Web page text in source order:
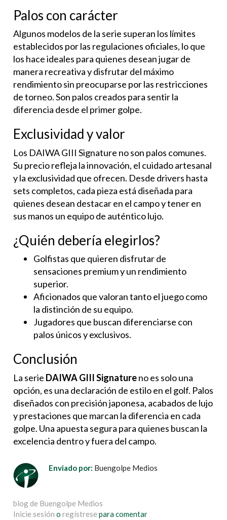
Palos con carácter
Algunos modelos de la serie superan los límites
establecidos por las regulaciones oficiales, lo que
los hace ideales para quienes desean jugar de
manera recreativa y disfrutar del máximo
rendimiento sin preocuparse por las restricciones
de torneo. Son palos creados para sentir la
diferencia desde el primer golpe.
Exclusividad y valor
Los DAIWA GIII Signature no son palos comunes.
Su precio refleja la innovación, el cuidado artesanal
y la exclusividad que ofrecen. Desde drivers hasta
sets completos, cada pieza está diseñada para
quienes desean destacar en el campo y tener en
sus manos un equipo de auténtico lujo.
¿Quién debería elegirlos?
Golfistas que quieren disfrutar de
sensaciones premium y un rendimiento
superior.
Aficionados que valoran tanto el juego como
la distinción de su equipo.
Jugadores que buscan diferenciarse con
palos únicos y exclusivos.
Conclusión
La serie DAIWA GIII Signatureno es solo una
opción, es una declaración de estilo en el golf. Palos
diseñados con precisión japonesa, acabados de lujo
y prestaciones que marcan la diferencia en cada
golpe. Una apuesta segura para quienes buscan la
excelencia dentro y fuera del campo.
Enviado por: Buengolpe Medios
blog de Buengolpe Medios
Inicie sesión oregístrese para comentar